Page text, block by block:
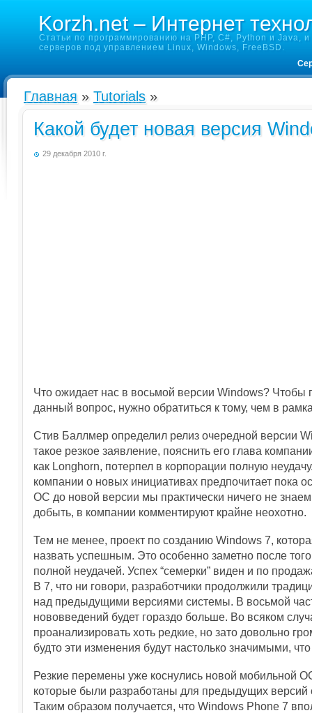
Korzh.net – Интернет
Статьи по программированию на PHP, C#, Python и Java,
серверов под управлением Linux, Windows, FreeBSD.
Главная » Tutorials »
Какой будет новая версия
29 декабря 2010 г.
Что ожидает нас в восьмой версии Windows?
данный вопрос, нужно обратиться к тому, чем в
Стив Баллмер определил релиз очередной версии
такое резкое заявление, пояснить его глава
как Longhorn, потерпел в корпорации полную
компании о новых инициативах предпочитает пока
ОС до новой версии мы практически ничего не
добыть, в компании комментируют крайне неохотно.
Тем не менее, проект по созданию Windows 7,
назвать успешным. Это особенно заметно после
полной неудачей. Успех “семерки” виден и по
В 7, что ни говори, разработчики продолжили
над предыдущими версиями системы. В восьмой
нововведений будет гораздо больше. Во всяком
проанализировать хоть редкие, но зато довольно
будто эти изменения будут настолько значимыми,
Резкие перемены уже коснулись новой мобильной
которые были разработаны для предыдущих
Таким образом получается, что Windows Phone 7